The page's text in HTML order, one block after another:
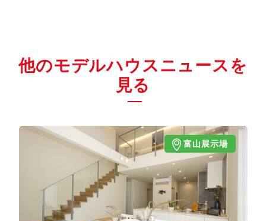
他のモデルハウスニュースを
見る
富山展示場